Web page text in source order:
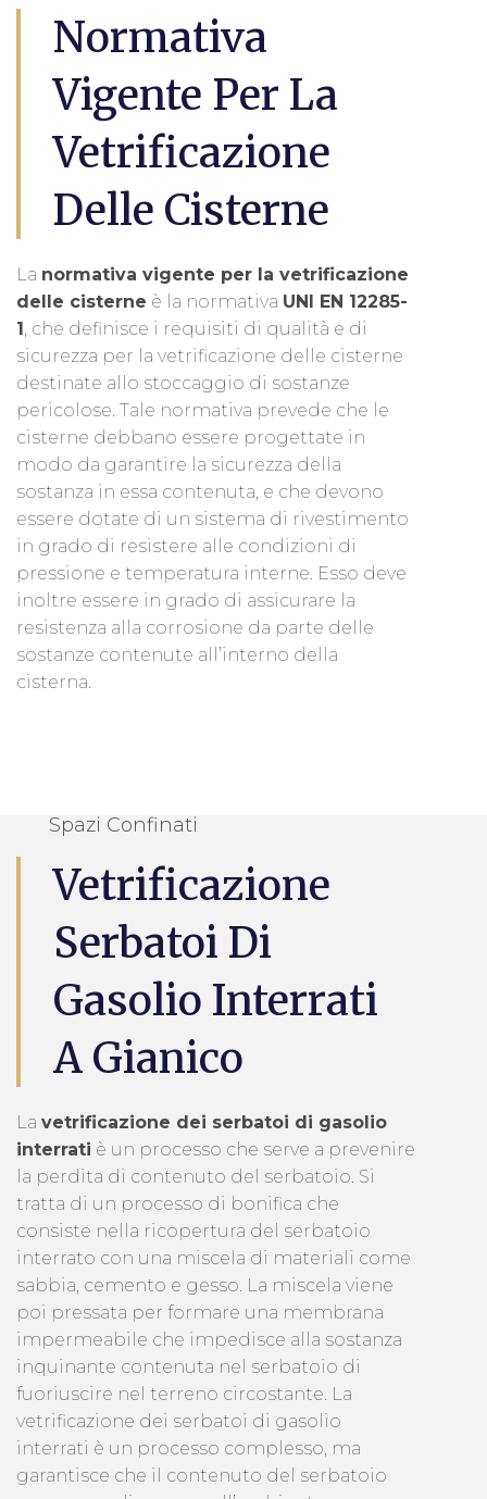
Normativa
Vigente Per La
Vetrificazione
Delle Cisterne
La normativa vigente per la vetrificazione
delle cisterne è la normativa UNI EN 12285-
1 , che definisce i requisiti di qualità e di
sicurezza per la vetrificazione delle cisterne
destinate allo stoccaggio di sostanze
pericolose. Tale normativa prevede che le
cisterne debbano essere progettate in
modo da garantire la sicurezza della
sostanza in essa contenuta, e che devono
essere dotate di un sistema di rivestimento
in grado di resistere alle condizioni di
pressione e temperatura interne. Esso deve
inoltre essere in grado di assicurare la
resistenza alla corrosione da parte delle
sostanze contenute all’interno della
cisterna.
Spazi Confinati
Vetrificazione
Serbatoi Di
Gasolio Interrati
A Gianico
La vetrificazione dei serbatoi di gasolio
interrati è un processo che serve a prevenire
la perdita di contenuto del serbatoio. Si
tratta di un processo di bonifica che
consiste nella ricopertura del serbatoio
interrato con una miscela di materiali come
sabbia, cemento e gesso. La miscela viene
poi pressata per formare una membrana
impermeabile che impedisce alla sostanza
inquinante contenuta nel serbatoio di
fuoriuscire nel terreno circostante. La
vetrificazione dei serbatoi di gasolio
interrati è un processo complesso, ma
garantisce che il contenuto del serbatoio